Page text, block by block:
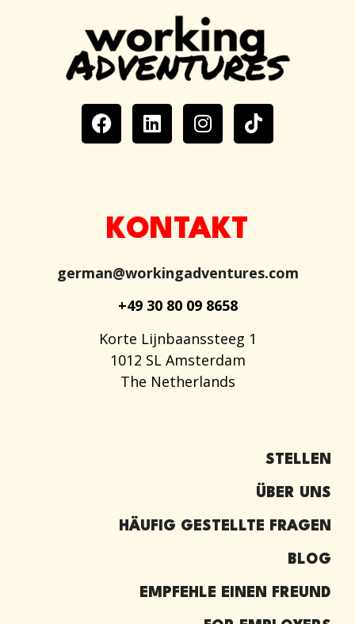
KONTAKT
german@workingadventures.com
+49 30 80 09 8658
Korte Lijnbaanssteeg 1
1012 SL Amsterdam
The Netherlands
STELLEN
ÜBER UNS
HÄUFIG GESTELLTE FRAGEN
BLOG
EMPFEHLE EINEN FREUND